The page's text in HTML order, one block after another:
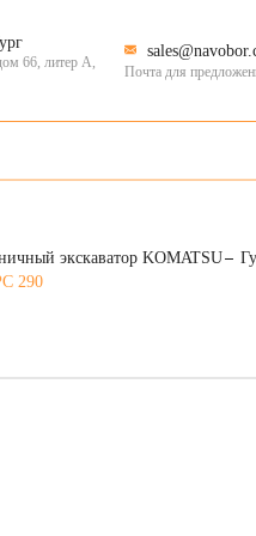
66, литер А,
Почта для
экскаватор KOMATSU
290